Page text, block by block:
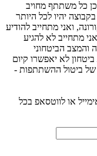
כל משתתף מחויב
יהיו לכל היותר
ואני מתחייב להודיע
מתחייב לא להגיע
והמצב הביטחוני
לא יאפשרו קיום
של ביטול ההשתתפות -
או לווטסאפ בכל